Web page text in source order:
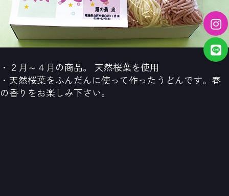
・２月～４月の商品。 天然桜葉を使用
・天然桜葉をふんだんに使って作ったうどんです。春
の香りをお楽しみ下さい。